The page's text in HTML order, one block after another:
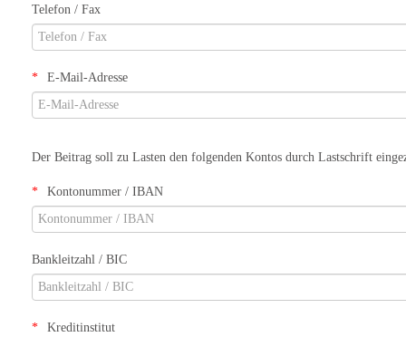
Telefon / Fax
E-Mail-Adresse
Der Beitrag soll zu Lasten den folgenden Kontos durch Lastschrift
Kontonummer / IBAN
Bankleitzahl / BIC
Kreditinstitut